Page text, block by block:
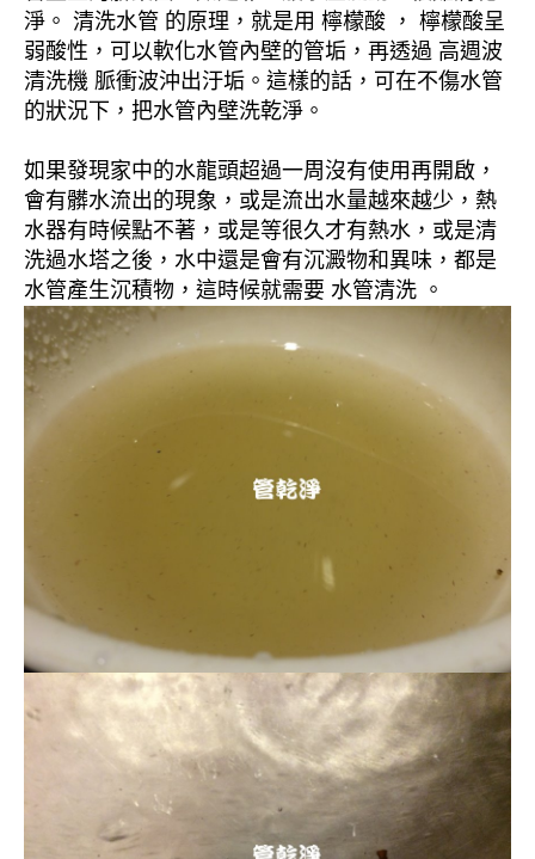
淨。 清洗水管 的原理，就是用 檸檬酸 ， 檸檬酸呈
弱酸性，可以軟化水管內壁的管垢，再透過 高週波
清洗機 脈衝波沖出汙垢。這樣的話，可在不傷水管
的狀況下，把水管內壁洗乾淨。
如果發現家中的水龍頭超過一周沒有使用再開啟，
會有髒水流出的現象，或是流出水量越來越少，熱
水器有時候點不著，或是等很久才有熱水，或是清
洗過水塔之後，水中還是會有沉澱物和異味，都是
水管產生沉積物，這時候就需要 水管清洗 。